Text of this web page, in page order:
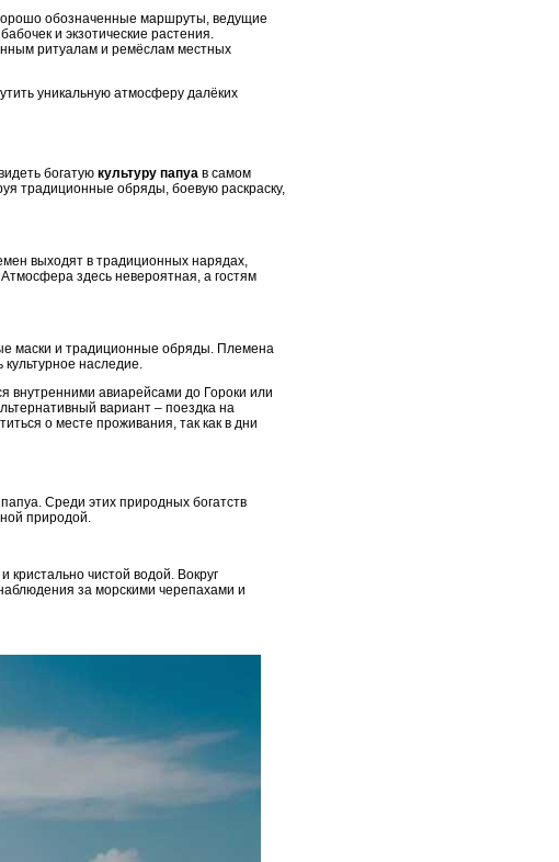
обозначенные маршруты, ведущие
и экзотические растения.
ритуалам и ремёслам местных
уникальную атмосферу далёких
богатую культуру папуа в самом
традиционные обряды, боевую раскраску,
выходят в традиционных нарядах,
здесь невероятная, а гостям
маски и традиционные обряды. Племена
наследие.
внутренними авиарейсами до Гороки или
вариант – поездка на
о месте проживания, так как в дни
Среди этих природных богатств
природой.
чистой водой. Вокруг
за морскими черепахами и